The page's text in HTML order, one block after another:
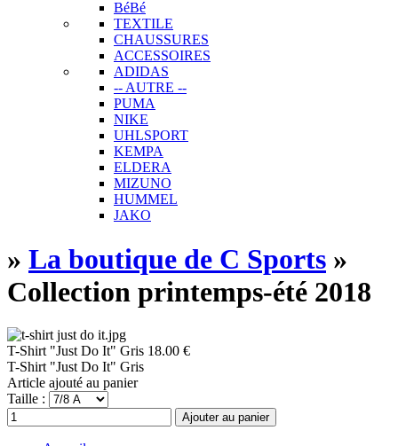
BéBé
TEXTILE
CHAUSSURES
ACCESSOIRES
ADIDAS
-- AUTRE --
PUMA
NIKE
UHLSPORT
KEMPA
ELDERA
MIZUNO
HUMMEL
JAKO
» La boutique de C Sports »
Collection printemps-été 2018
T-Shirt "Just Do It" Gris 18.00 €
T-Shirt "Just Do It" Gris
Article ajouté au panier
Taille :